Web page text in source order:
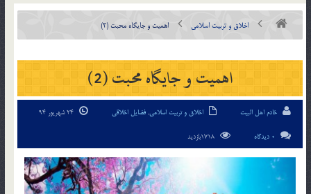
اخلاق و تربیت اسلامی اهمیت و جایگاه محبت (2)
اهمیت و جایگاه محبت (2)
خادم اهل البیت اخلاق و تربیت اسلامی, فضایل اخلاقی
0 دیدگاه